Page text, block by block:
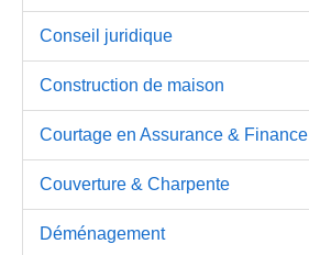
Conseil juridique
Construction de maison
Courtage en Assurance & Finance
Couverture & Charpente
Déménagement